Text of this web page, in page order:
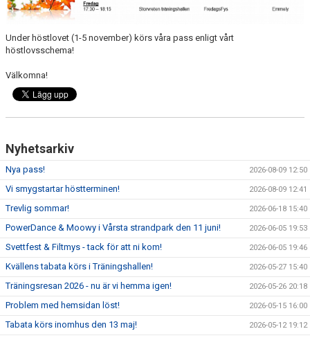
TRIVSELREGLER
KONTAKT
PRISER
Under höstlovet (1-5 november) körs våra pass enligt vårt
höstlovsschema!
Välkomna!
Nyhetsarkiv
Nya pass! 2026-08-09 12:50
Vi smygstartar höstterminen! 2026-08-09 12:41
Trevlig sommar! 2026-06-18 15:40
PowerDance & Moowy i Vårsta strandpark den 11 juni! 2026-06-05 19:53
Svettfest & Filtmys - tack för att ni kom! 2026-06-05 19:46
Kvällens tabata körs i Träningshallen! 2026-05-27 15:40
Träningsresan 2026 - nu är vi hemma igen! 2026-05-26 20:18
Problem med hemsidan löst! 2026-05-15 16:00
Tabata körs inomhus den 13 maj! 2026-05-12 19:12